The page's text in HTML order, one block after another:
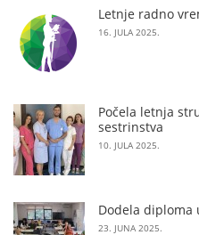
Letnje radno
16. JULA 2025.
Počela letnja
sestrinstva
10. JULA 2025.
Dodela diploma
23. JUNA 2025.